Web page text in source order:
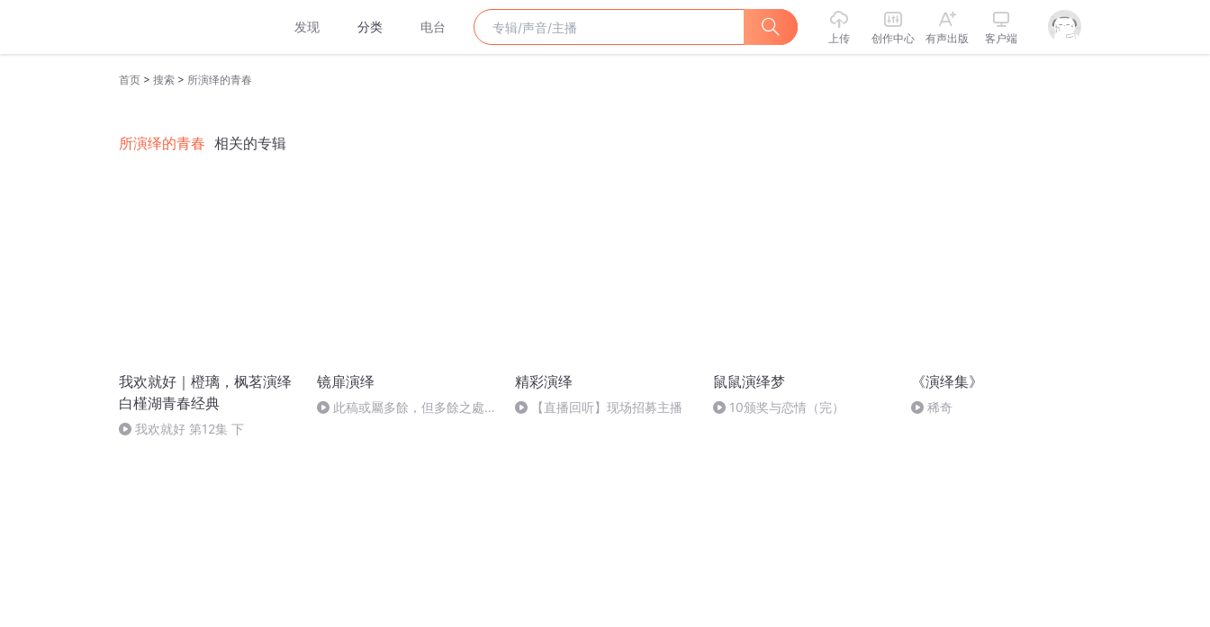
发现 分类 电台
上传 创作中心 有声出版 客户端
首页 > 搜索 > 所演绎的青春
所演绎的青春 相关的专辑
我欢就好｜橙璃，枫茗演绎
白槿湖青春经典
我欢就好 第12集 下
镜扉演绎
此稿或屬多餘，但多餘之處恰
精彩演绎
【直播回听】现场招募主播
鼠鼠演绎梦
10颁奖与恋情（完）
《演绎集》
稀奇